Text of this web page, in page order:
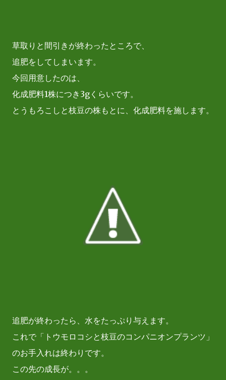
草取りと間引きが終わったところで、
追肥をしてしまいます。
今回用意したのは、
化成肥料1株につき3gくらいです。
とうもろこしと枝豆の株もとに、化成肥料を施します。
追肥が終わったら、水をたっぷり与えます。
これで「トウモロコシと枝豆のコンパニオンプランツ」
のお手入れは終わりです。
この先の成長が。。。